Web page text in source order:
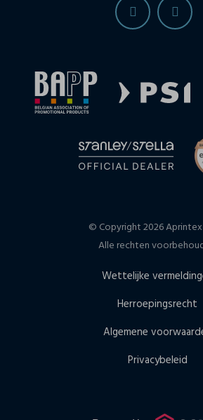
© Copyright 2026
Alle rechten
Wettelijke
Herroepingsrecht
Algemene
Privacybeleid